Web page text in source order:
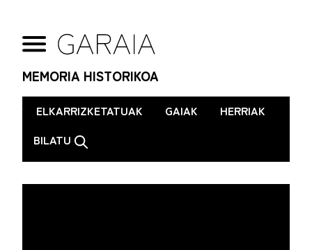
MEMORIA HISTORIKOA
. ELKARRIZKETATUAK GAIAK
HERRIAK
BILATU